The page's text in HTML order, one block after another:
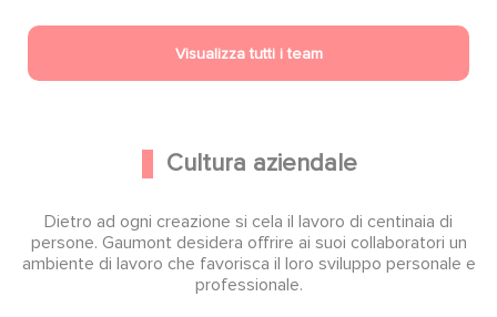
Visualizza tutti i team
Cultura aziendale
Dietro ad ogni creazione si cela il lavoro di centinaia di
persone. Gaumont desidera offrire ai suoi collaboratori un
ambiente di lavoro che favorisca il loro sviluppo personale e
professionale.